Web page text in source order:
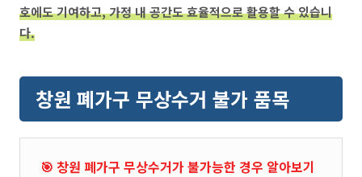
호에도 기여하고, 가정 내 공간도 효율적으로 활용할 수 있습니
다.
창원 폐가구 무상수거 불가 품목
🎯 창원 폐가구 무상수거가 불가능한 경우 알아보기